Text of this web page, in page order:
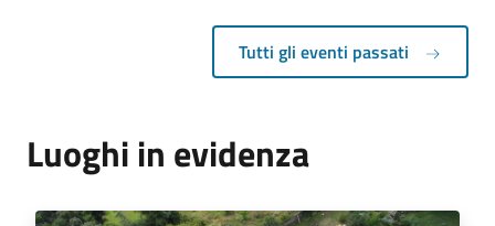
Tutti gli eventi passati
Luoghi in evidenza